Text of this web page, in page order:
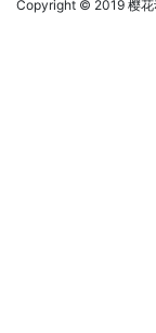
Copyright © 2019 樱